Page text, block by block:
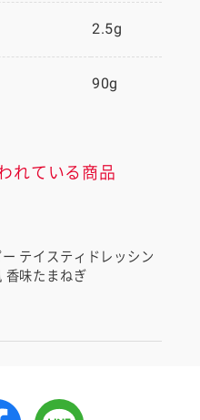
2.5g
90g
れている商品
テイスティドレッシン
味たまねぎ